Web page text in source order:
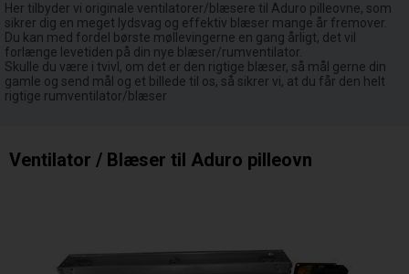
Her tilbyder vi originale ventilatorer/blæsere til Aduro pilleovne, som
sikrer dig en meget lydsvag og effektiv blæser mange år fremover.
Du kan med fordel børste møllevingerne en gang årligt, det vil
forlænge levetiden på din nye blæser/rumventilator.
Skulle du være i tvivl, om det er den rigtige blæser, så mål gerne din
gamle og send mål og et billede til os, så sikrer vi, at du får den helt
rigtige rumventilator/blæser
Ventilator / Blæser til Aduro pilleovn